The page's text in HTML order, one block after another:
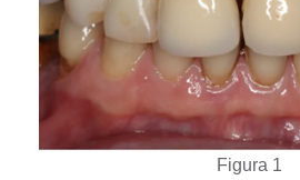
Figura 1